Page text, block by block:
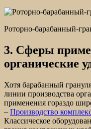
Роторно-барабанный-
3. Сферы
органические
Хотя барабанный
линии производства
применения гораздо
– Производство
Классическое